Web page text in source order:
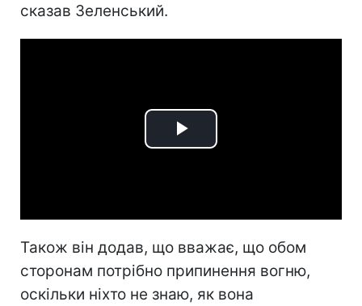
сказав Зеленський.
Play
Також він додав, що вважає, що обом
сторонам потрібно припинення вогню,
оскільки ніхто не знаю, як вона